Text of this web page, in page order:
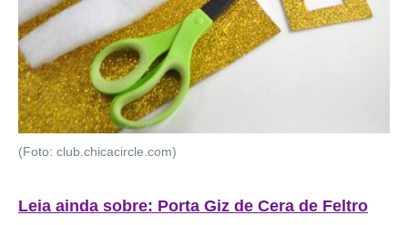
(Foto: club.chicacircle.com)
Leia ainda sobre: Porta Giz de Cera de Feltro